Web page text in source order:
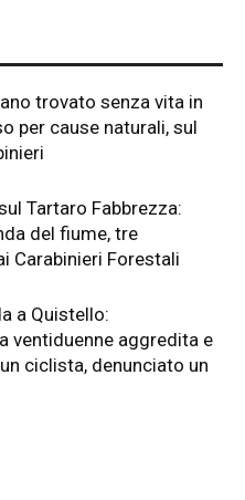
trovato senza vita in
per cause naturali, sul
Tartaro Fabbrezza:
del fiume, tre
Carabinieri Forestali
a Quistello:
ventiduenne aggredita e
ciclista, denunciato un